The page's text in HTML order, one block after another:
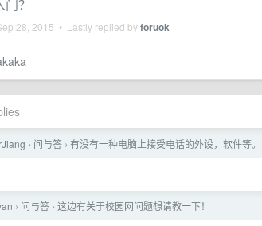
？
28, 2015 • Lastly replied byforuok
› 问与答 › 有没有一种电脑上接受电话的外设，软件等。
› 问与答 › 这边有关于校园网问题想请教一下！